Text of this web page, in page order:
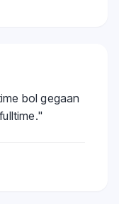
bol gegaan
"